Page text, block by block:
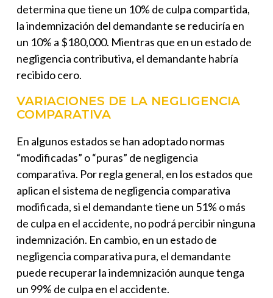
determina que tiene un 10% de culpa compartida,
la indemnización del demandante se reduciría en
un 10% a $180,000. Mientras que en un estado de
negligencia contributiva, el demandante habría
recibido cero.
VARIACIONES DE LA NEGLIGENCIA
COMPARATIVA
En algunos estados se han adoptado normas
“modificadas” o “puras” de negligencia
comparativa. Por regla general, en los estados que
aplican el sistema de negligencia comparativa
modificada, si el demandante tiene un 51% o más
de culpa en el accidente, no podrá percibir ninguna
indemnización. En cambio, en un estado de
negligencia comparativa pura, el demandante
puede recuperar la indemnización aunque tenga
un 99% de culpa en el accidente.